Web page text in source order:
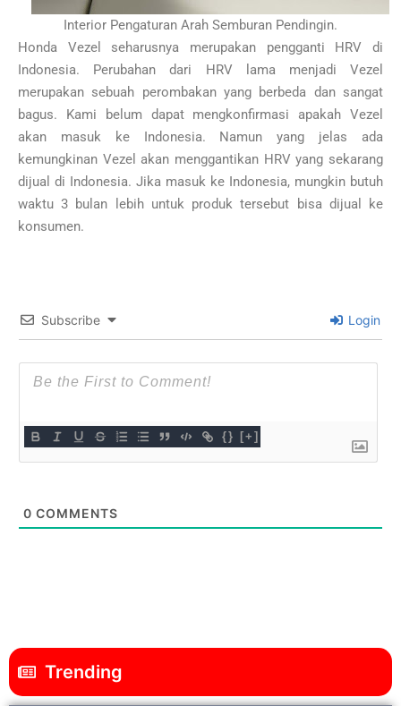
Interior Pengaturan Arah Semburan Pendingin.
Honda Vezel seharusnya merupakan pengganti HRV di
Indonesia. Perubahan dari HRV lama menjadi Vezel
merupakan sebuah perombakan yang berbeda dan sangat
bagus. Kami belum dapat mengkonfirmasi apakah Vezel
akan masuk ke Indonesia. Namun yang jelas ada
kemungkinan Vezel akan menggantikan HRV yang sekarang
dijual di Indonesia. Jika masuk ke Indonesia, mungkin butuh
waktu 3 bulan lebih untuk produk tersebut bisa dijual ke
konsumen.
Subscribe Login
{} [+]
0 COMMENTS
Trending